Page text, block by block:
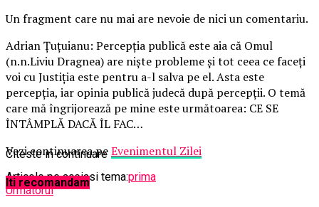
Un fragment care nu mai are nevoie de nici un comentariu.
Adrian Țuţuianu: Percepţia publică este aia că Omul
(n.n.Liviu Dragnea) are nişte probleme şi tot ceea ce faceţi
voi cu Justiţia este pentru a-l salva pe el. Asta este
percepţia, iar opinia publică judecă după percepţii. O temă
care mă îngrijorează pe mine este următoarea: CE SE
ÎNTÂMPLĂ DACĂ ÎL FAC…
Vezi continuarea peEvenimentul Zilei
Articole pe aceiasi tema:prima
Urmatorul
Citeste in continuare
Iti recomandam